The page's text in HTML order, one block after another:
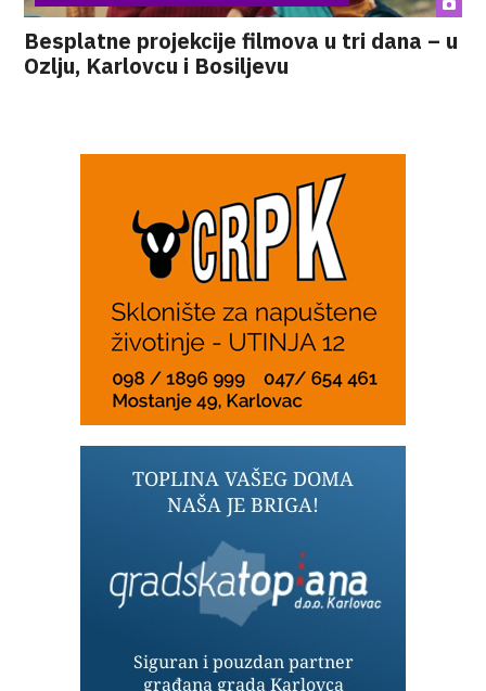
Besplatne projekcije filmova u tri dana – u
Ozlju, Karlovcu i Bosiljevu